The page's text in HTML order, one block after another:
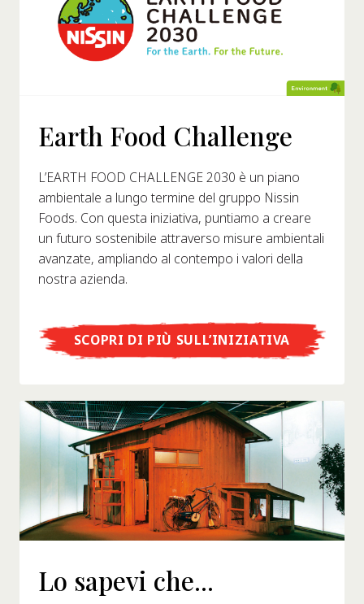
Earth Food Challenge
L’EARTH FOOD CHALLENGE 2030 è un piano
ambientale a lungo termine del gruppo Nissin
Foods. Con questa iniziativa, puntiamo a creare
un futuro sostenibile attraverso misure ambientali
avanzate, ampliando al contempo i valori della
nostra azienda.
SCOPRI DI PIÙ SULL’INIZIATIVA
Lo sapevi che...